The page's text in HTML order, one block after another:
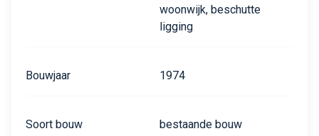
woonwijk, beschutte
ligging
Bouwjaar 1974
Soort bouw bestaande bouw